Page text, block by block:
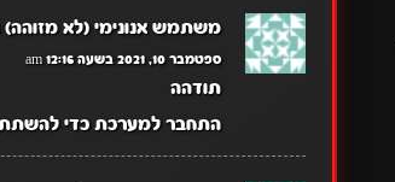
משתמש אנונימי (לא מזוהה)
ספטמבר 10, 2021 בשעה 12:16 am
תודהה
התחבר למערכת כדי